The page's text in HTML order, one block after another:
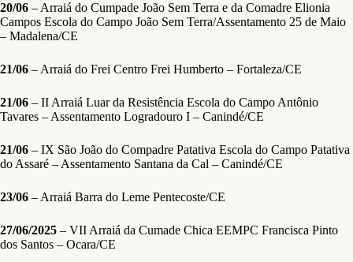
20/06 – Arraiá do Cumpade João Sem Terra e da Comadre Elionia
Campos Escola do Campo João Sem Terra/Assentamento 25 de Maio
– Madalena/CE
21/06 – Arraiá do Frei Centro Frei Humberto – Fortaleza/CE
21/06 – II Arraiá Luar da Resistência Escola do Campo Antônio
Tavares – Assentamento Logradouro I – Canindé/CE
21/06 – IX São João do Compadre Patativa Escola do Campo Patativa
do Assaré – Assentamento Santana da Cal – Canindé/CE
23/06 – Arraiá Barra do Leme Pentecoste/CE
27/06/2025 – VII Arraiá da Cumade Chica EEMPC Francisca Pinto
dos Santos – Ocara/CE